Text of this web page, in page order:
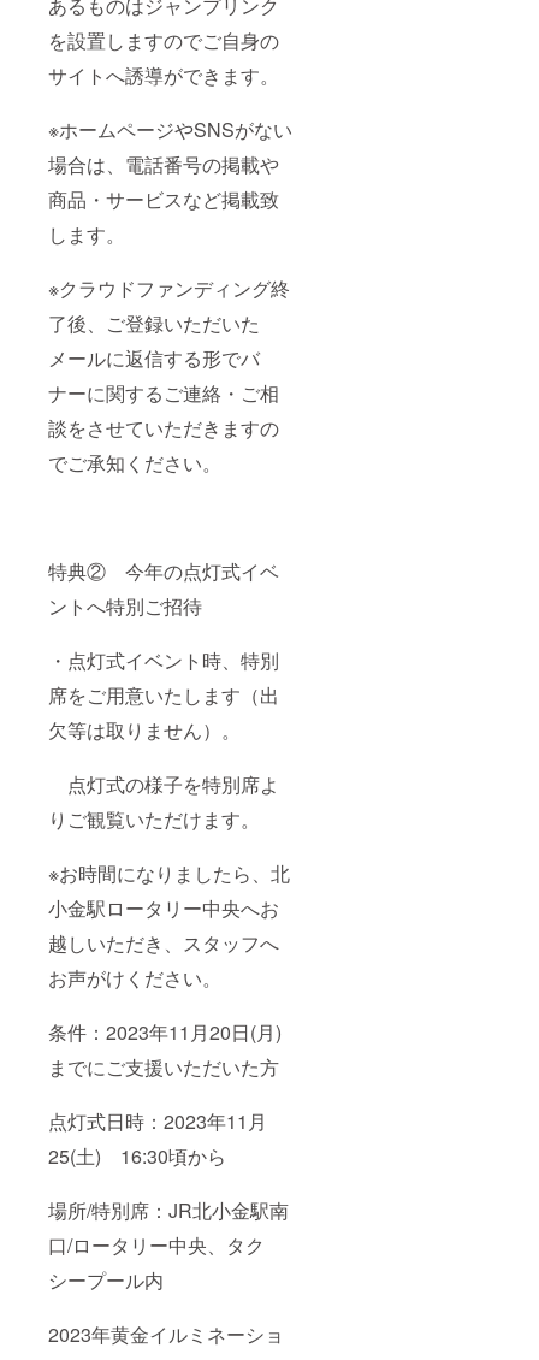
を設置しますのでご自身の
サイトへ誘導ができます。
※ホームページやSNSがない
場合は、電話番号の掲載や
商品・サービスなど掲載致
します。
※クラウドファンディング終
了後、ご登録いただいた
メールに返信する形でバ
ナーに関するご連絡・ご相
談をさせていただきますの
でご承知ください。
特典② 今年の点灯式イベ
ントへ特別ご招待
・点灯式イベント時、特別
席をご用意いたします（出
欠等は取りません）。
点灯式の様子を特別席よ
りご観覧いただけます。
※お時間になりましたら、北
小金駅ロータリー中央へお
越しいただき、スタッフへ
お声がけください。
条件：2023年11月20日(月)
までにご支援いただいた方
点灯式日時：2023年11月
25(土) 16:30頃から
場所/特別席：JR北小金駅南
口/ロータリー中央、タク
シープール内
2023年黄金イルミネーショ